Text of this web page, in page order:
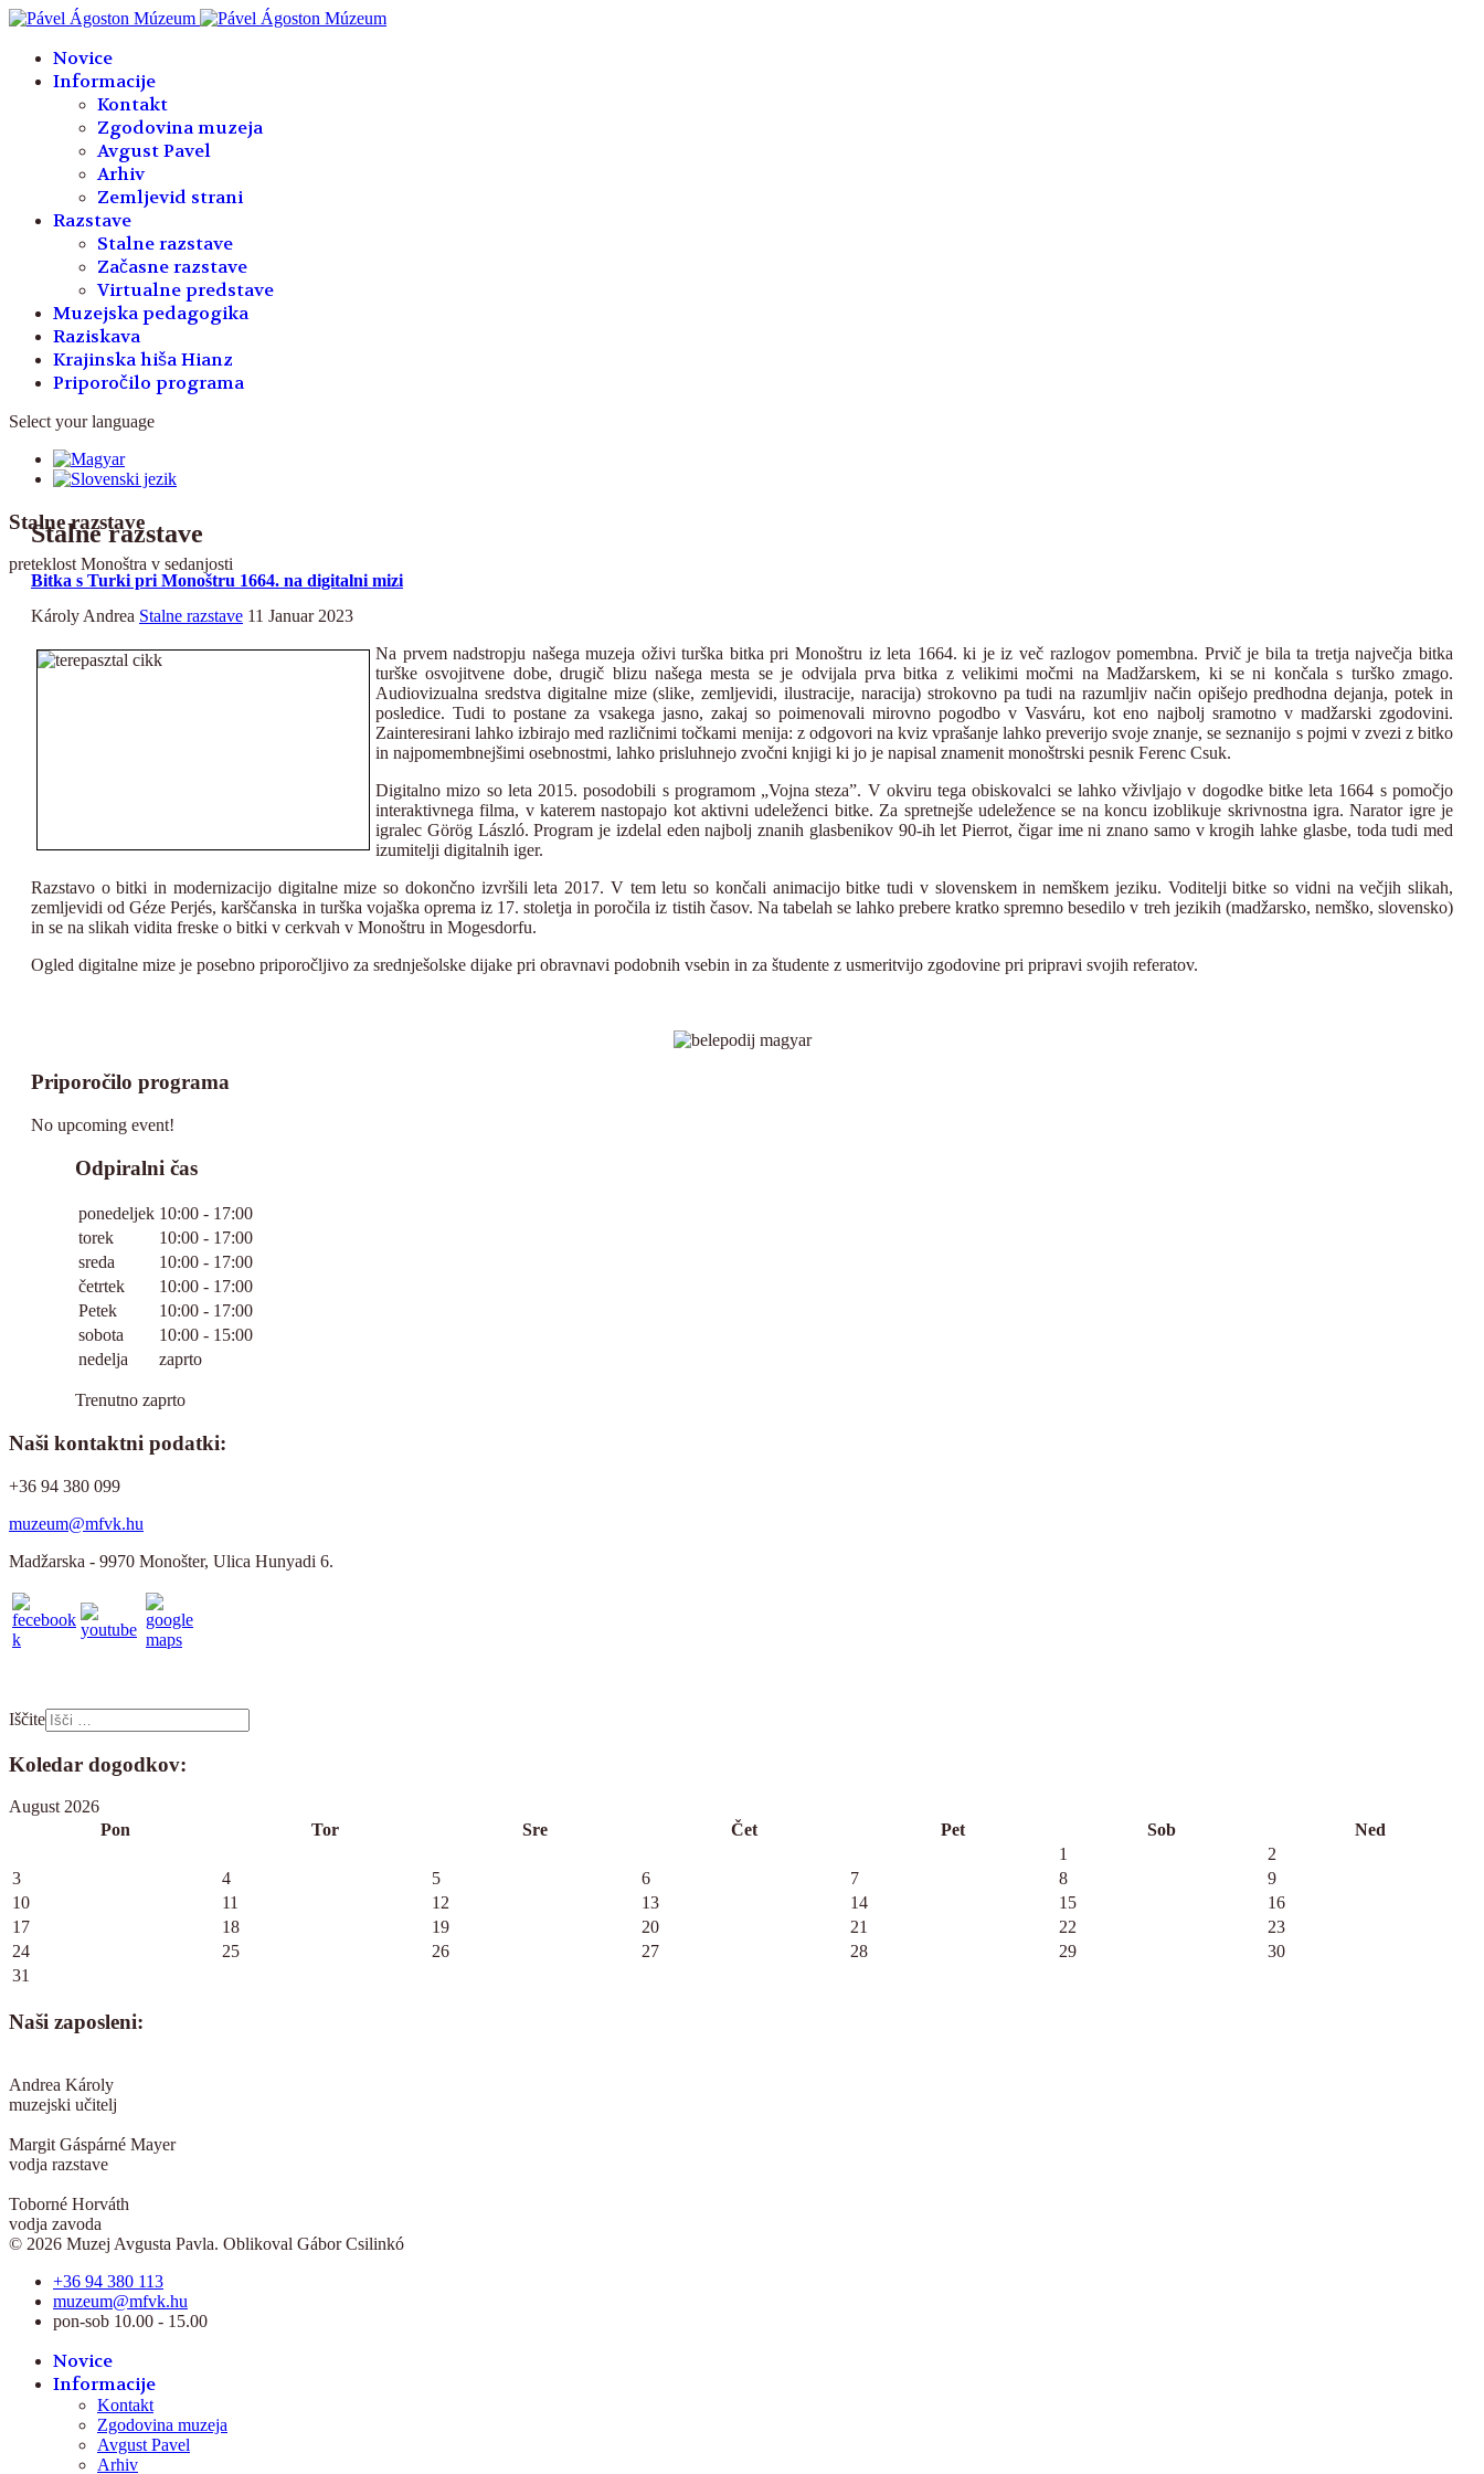
Novice
Informacije
Kontakt
Zgodovina muzeja
Avgust Pavel
Arhiv
Zemljevid strani
Razstave
Stalne razstave
Začasne razstave
Virtualne predstave
Muzejska pedagogika
Raziskava
Krajinska hiša Hianz
Priporočilo programa
Select your language
Stalne razstave
preteklost Monoštra v sedanjosti
Stalne razstave
Bitka s Turki pri Monoštru 1664. na digitalni mizi
Károly Andrea Stalne razstave 11 Januar 2023
Na prvem nadstropju našega muzeja oživi turška bitka pri Monoštru iz leta 1664. ki je iz več razlogov pomembna. Prvič je bila ta tretja največja bitka
turške osvojitvene dobe, drugič blizu našega mesta se je odvijala prva bitka z velikimi močmi na Madžarskem, ki se ni končala s turško zmago.
Audiovizualna sredstva digitalne mize (slike, zemljevidi, ilustracije, naracija) strokovno pa tudi na razumljiv način opišejo predhodna dejanja, potek in
posledice. Tudi to postane za vsakega jasno, zakaj so poimenovali mirovno pogodbo v Vasváru, kot eno najbolj sramotno v madžarski zgodovini.
Zainteresirani lahko izbirajo med različnimi točkami menija: z odgovori na kviz vprašanje lahko preverijo svoje znanje, se seznanijo s pojmi v zvezi z bitko
in najpomembnejšimi osebnostmi, lahko prisluhnejo zvočni knjigi ki jo je napisal znamenit monoštrski pesnik Ferenc Csuk.
Digitalno mizo so leta 2015. posodobili s programom „Vojna steza”. V okviru tega obiskovalci se lahko vživljajo v dogodke bitke leta 1664 s pomočjo
interaktivnega filma, v katerem nastopajo kot aktivni udeleženci bitke. Za spretnejše udeležence se na koncu izoblikuje skrivnostna igra. Narator igre je
igralec Görög László. Program je izdelal eden najbolj znanih glasbenikov 90-ih let Pierrot, čigar ime ni znano samo v krogih lahke glasbe, toda tudi med
izumitelji digitalnih iger.
Razstavo o bitki in modernizacijo digitalne mize so dokončno izvršili leta 2017. V tem letu so končali animacijo bitke tudi v slovenskem in nemškem jeziku. Voditelji bitke so vidni na večjih slikah,
zemljevidi od Géze Perjés, karščanska in turška vojaška oprema iz 17. stoletja in poročila iz tistih časov. Na tabelah se lahko prebere kratko spremno besedilo v treh jezikih (madžarsko, nemško, slovensko)
in se na slikah vidita freske o bitki v cerkvah v Monoštru in Mogesdorfu.
Ogled digitalne mize je posebno priporočljivo za srednješolske dijake pri obravnavi podobnih vsebin in za študente z usmeritvijo zgodovine pri pripravi svojih referatov.
Priporočilo programa
No upcoming event!
Odpiralni čas
ponedeljek 10:00 - 17:00
torek
10:00 - 17:00
sreda
10:00 - 17:00
četrtek
10:00 - 17:00
Petek
10:00 - 17:00
sobota
10:00 - 15:00
nedelja
zaprto
Trenutno zaprto
Naši kontaktni podatki:
+36 94 380 099
muzeum@mfvk.hu
Madžarska - 9970 Monošter, Ulica Hunyadi 6.
Iščite
Koledar dogodkov:
Year
Month
Year
Month
August 2026
Pon
Tor Sre Čet Pet Sob
Ned
1
2
3
4 5 6 7 8
9
10
11 12 13 14 15
16
17
18 19 20 21 22
23
24
25 26 27 28 29
30
31
Naši zaposleni:
Andrea Károly
muzejski učitelj
Margit Gáspárné Mayer
vodja razstave
Toborné Horváth
vodja zavoda
© 2026 Muzej Avgusta Pavla. Oblikoval Gábor Csilinkó
+36 94 380 113
muzeum@mfvk.hu
pon-sob 10.00 - 15.00
Novice
Informacije
Kontakt
Zgodovina muzeja
Avgust Pavel
Arhiv